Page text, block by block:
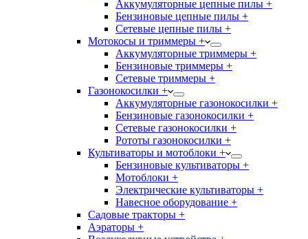
Аккумуляторные цепные пилы +
Бензиновые цепные пилы +
Сетевые цепные пилы +
Мотокосы и триммеры +
Аккумуляторные триммеры +
Бензиновые триммеры +
Сетевые триммеры +
Газонокосилки +
Аккумуляторные газонокосилки +
Бензиновые газонокосилки +
Сетевые газонокосилки +
Рототы газонокосилки +
Культиваторы и мотоблоки +
Бензиновые культиваторы +
Мотоблоки +
Электрические культиваторы +
Навесное оборудование +
Садовые тракторы +
Аэраторы +